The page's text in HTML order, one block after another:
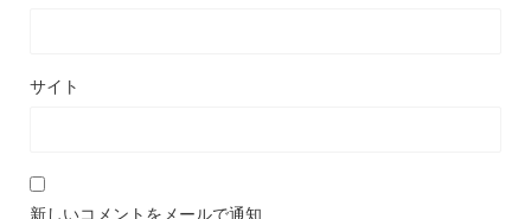
サイト
新しいコメントをメールで通知